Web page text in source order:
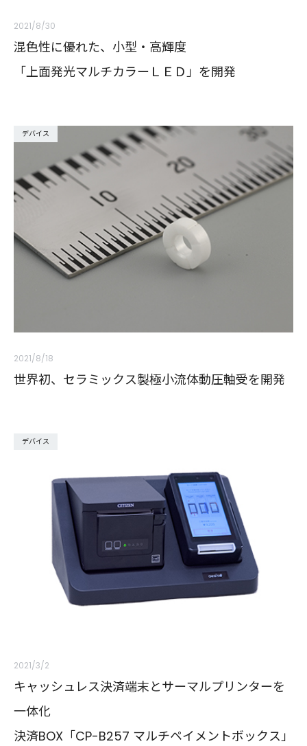
2021/8/30
混色性に優れた、小型・高輝度
「上面発光マルチカラーＬＥＤ」を開発
デバイス
2021/8/18
世界初、セラミックス製極小流体動圧軸受を開発
デバイス
2021/3/2
キャッシュレス決済端末とサーマルプリンターを
一体化
決済BOX「CP-B257 マルチペイメントボックス」